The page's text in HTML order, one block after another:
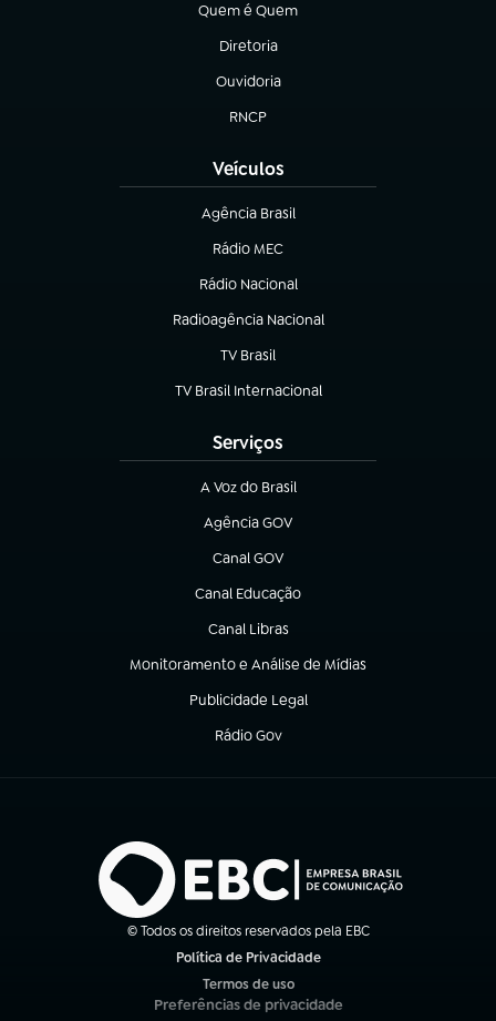
Quem é Quem
(abre em nova aba)
Diretoria
(abre em nova aba)
Ouvidoria
(abre em nova aba)
RNCP
(abre em nova aba)
Veículos
Agência Brasil
(abre em nova aba)
Rádio MEC
(abre em nova aba)
Rádio Nacional
Radioagência Nacional
(abre em nova aba)
TV Brasil
(abre em nova aba)
TV Brasil Internacional
(abre em nova aba)
Serviços
A Voz do Brasil
(abre em nova aba)
Agência GOV
(abre em nova aba)
Canal GOV
(abre em nova aba)
Canal Educação
(abre em nova aba)
Canal Libras
(abre em nova aba)
Monitoramento e Análise de Mídias
(abre em nova aba)
Publicidade Legal
(abre em nova aba)
Rádio Gov
(abre em nova aba)
© Todos os direitos reservados pela EBC
Política de Privacidade
Termos de uso
(abre em nova aba)
Preferências de privacidade